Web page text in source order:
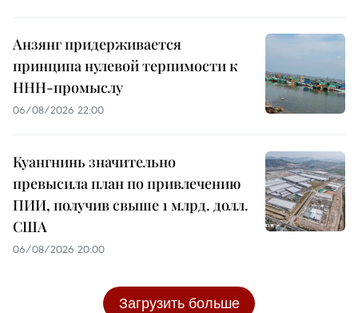
Анзянг придерживается
принципа нулевой терпимости к
ННН-промыслу
06/08/2026 22:00
Куангнинь значительно
превысила план по привлечению
ПИИ, получив свыше 1 млрд. долл.
США
06/08/2026 20:00
Загрузить больше